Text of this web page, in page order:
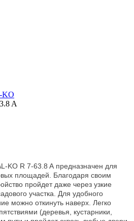
KO
A
KO R 7-63.8 A предназначен для
площадей. Благодаря своим
пройдет даже через узкие
участка. Для удобного
можно откинуть наверх. Легко
(деревья, кустарники,